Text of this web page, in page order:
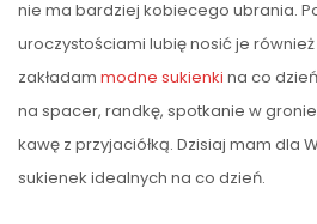
nie ma bardziej kobiecego ubrania.
uroczystościami lubię nosić je
zakładam modne sukienki na co
na spacer, randkę, spotkanie w
kawę z przyjaciółką. Dzisiaj mam dla
sukienek idealnych na co dzień.